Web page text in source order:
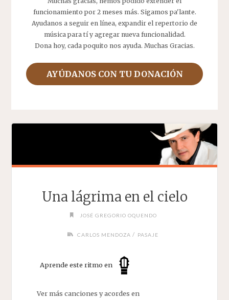
funcionamiento por 2 meses más. Sigamos pa'lante.
Ayudanos a seguir en línea, expandir el repertorio de
música para tí y agregar nueva funcionalidad.
Dona hoy, cada poquito nos ayuda. Muchas Gracias.
AYÚDANOS CON TU DONACIÓN
Una lágrima en el cielo
JOSÉ GREGORIO OQUENDO
CARLOS MENDOZA / PASAJE
Aprende este ritmo en
Ver más canciones y acordes en